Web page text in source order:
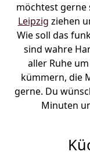
möchtest gerne
Leipzig ziehen
Wie soll das
sind wahre
aller Ruhe
kümmern, die
gerne. Du
Minuten